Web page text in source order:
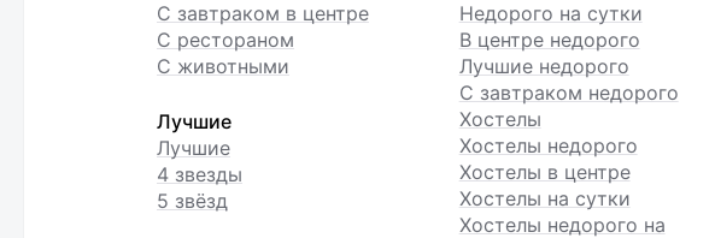
С завтраком в центре
С рестораном
С животными
Лучшие
Лучшие
4 звезды
5 звёзд
Недорого на сутки
В центре недорого
Лучшие недорого
С завтраком недорого
Хостелы
Хостелы недорого
Хостелы в центре
Хостелы на сутки
Хостелы недорого на